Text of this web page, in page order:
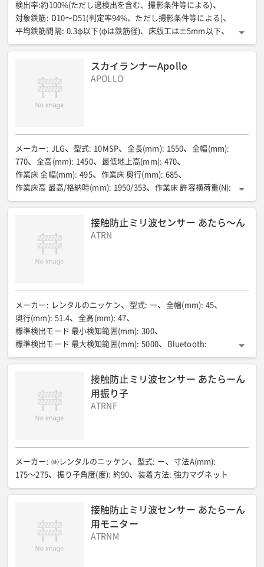
検出率:約100%(ただし過検出を含む、撮影条件等による)
対象鉄筋: D10〜D51(判定率94%、ただし撮影条件等による)
平均鉄筋間隔: 0.3φ以下(φは鉄筋径)、床版工は±5mm以下
カメラ部/全幅(mm): 200 カメラ部/奥行(mm): 53
タブレット部/全幅(mm): 301 タブレット部/奥行(mm)
タブレット部/全高(mm)
203
タブレット取付け時/奥行(mm)
タブレット取付け時/質量(kg): 約1.9 周囲温度(℃): -10〜40
スカイランナーApollo
APOLLO
メーカー : JLG 型式: 10MSP 全長(mm): 1550 全幅(mm):
770
全高(mm): 1450 最低地上高(mm): 470
作業床 全幅(mm): 495 作業床 奥行(mm): 685
作業床高 最高/格納時(mm): 1950/353 作業床 許容横荷重(N):
200
定格荷重 作業床(kg): 160
定格荷重 キャリートレイ(kg): 115 車両重量(kg)
527
最大1輪荷重 キャスター輪/駆動輪(kg)
許容車体傾斜角度(度)
登坂能力 作業床/格納(度): 15/8.5
登坂時の許容左/右傾斜角度(度)
8.7/5 駐車ブレーキ:
電気解放ネガティブ式
充電器 入力電圧/周波数
AC85〜265V(50Hz/60Hz)
充電器 出力電圧/電流(V/A)
充電器 タイマー : 自動 バッテリー 電圧:
DC6V×4ヶ
バッテリー 容量: 210AH(20時間率) 電気制御装置電圧(V): DC24
接触防止ミリ波センサー あたら～ん
ATRN
メーカー : レンタルのニッケン 型式: ー 全幅(mm): 45
奥行(mm): 51.4 全高(mm): 47
標準検出モード 最小検知範囲(mm): 300
標準検出モード 最大検知範囲(mm): 5000 Bluetooth:
バージョン5.2/Class1.5/通信距離 最大10m
使用周囲温度(℃):
72(ケーブル含む)接触防止ミリ波センサー あたらーん
用振り子
ATRNF
メーカー : ㈱レンタルのニッケン 型式: ー 寸法A(mm):
175〜275
振り子角度(度): 約90 装着方法: 強力マグネット
接触防止ミリ波センサー あたらーん
用モニター
ATRNM